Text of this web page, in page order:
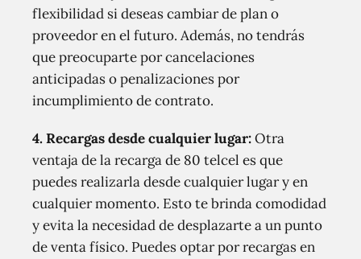
flexibilidad si deseas cambiar de plan o
proveedor en el futuro. Además, no tendrás
que preocuparte por cancelaciones
anticipadas o penalizaciones por
incumplimiento de contrato.
4. Recargas desde cualquier lugar:Otra
ventaja de la recarga de 80 telcel es que
puedes realizarla desde cualquier lugar y en
cualquier momento. Esto te brinda comodidad
y evita la necesidad de desplazarte a un punto
de venta físico. Puedes optar por recargas en